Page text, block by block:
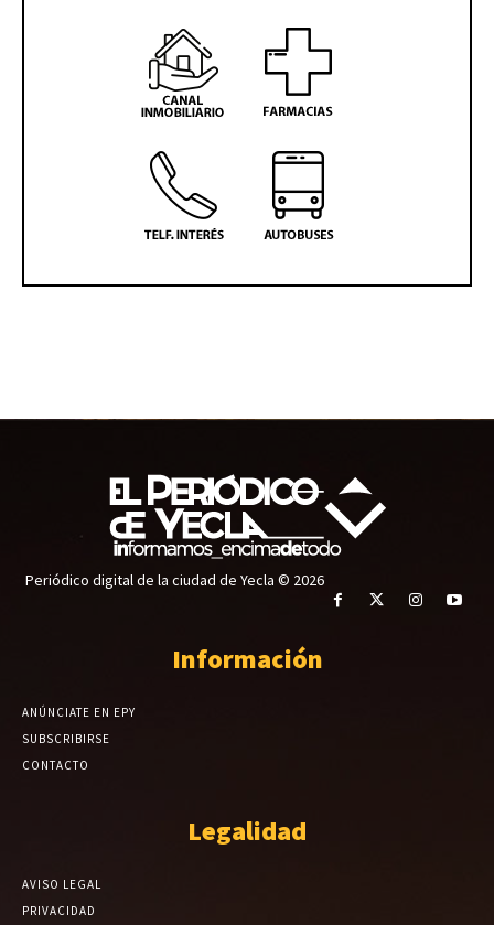
Periódico digital de la ciudad de Yecla © 2026
Información
ANÚNCIATE EN EPY
SUBSCRIBIRSE
CONTACTO
Legalidad
AVISO LEGAL
PRIVACIDAD